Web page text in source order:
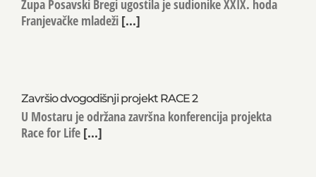
Župa Posavski Bregi ugostila je sudionike XXIX. hoda
Franjevačke mladeži [...]
Završio dvogodišnji projekt RACE 2
U Mostaru je održana završna konferencija projekta
Race for Life [...]